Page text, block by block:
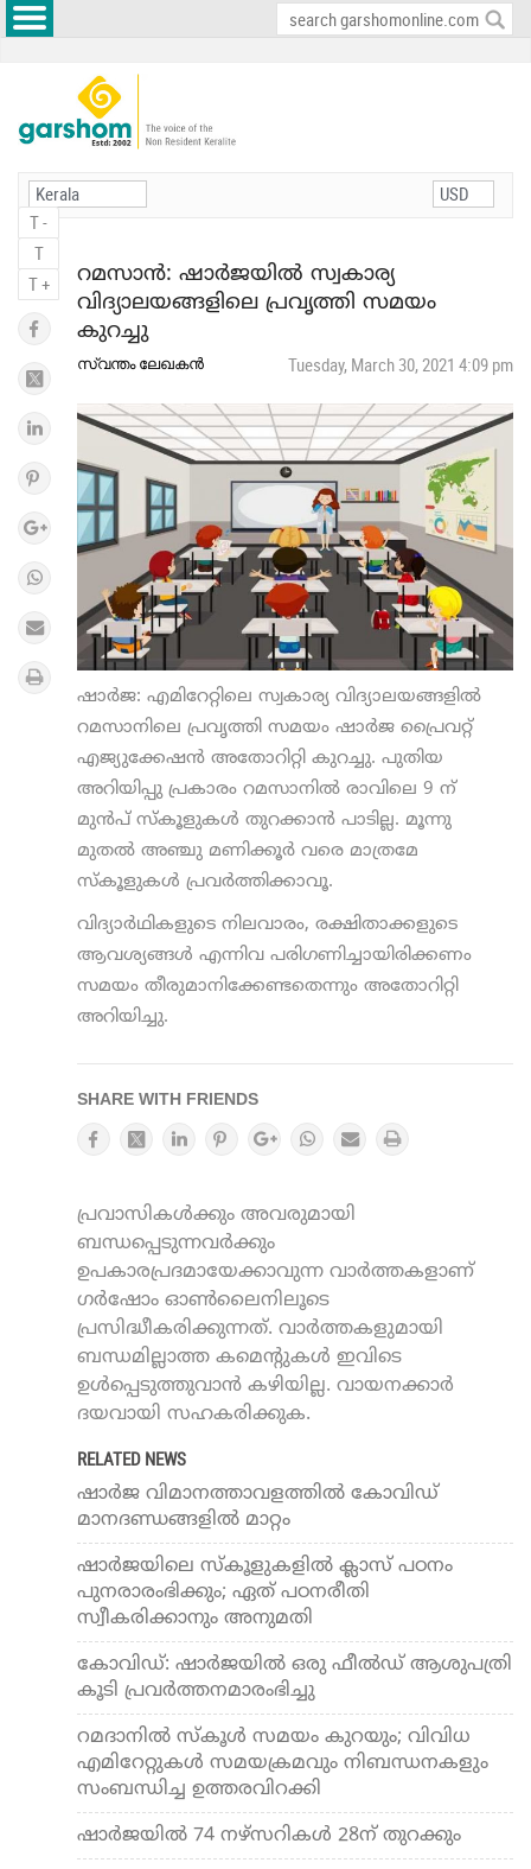
T -
T
T +
റമസാന്‍: ഷാര്‍ജയില്‍ സ്വകാര്യ
വിദ്യാലയങ്ങളിലെ പ്രവൃത്തി സമയം
കുറച്ചു
സ്വന്തം ലേഖകന്‍ Tuesday, March 30, 2021 4:09 pm
ഷാര്‍ജ: എമിറേറ്റിലെ സ്വകാര്യ വിദ്യാലയങ്ങളില്‍
റമസാനിലെ പ്രവൃത്തി സമയം ഷാര്‍ജ പ്രൈവറ്റ്
എജ്യുക്കേഷന്‍ അതോറിറ്റി കുറച്ചു. പുതിയ
അറിയിപ്പു പ്രകാരം റമസാനില്‍ രാവിലെ 9 ന്
മുന്‍പ് സ്‌കൂളുകള്‍ തുറക്കാന്‍ പാടില്ല. മൂന്നു
മുതല്‍ അഞ്ചു മണിക്കൂര്‍ വരെ മാത്രമേ
സ്‌കൂളുകള്‍ പ്രവര്‍ത്തിക്കാവൂ.
വിദ്യാര്‍ഥികളുടെ നിലവാരം, രക്ഷിതാക്കളുടെ
ആവശ്യങ്ങള്‍ എന്നിവ പരിഗണിച്ചായിരിക്കണം
സമയം തീരുമാനിക്കേണ്ടതെന്നും അതോറിറ്റി
അറിയിച്ചു.
SHARE WITH FRIENDS
പ്രവാസികൾക്കും അവരുമായി
ബന്ധപ്പെടുന്നവർക്കും
ഉപകാരപ്രദമായേക്കാവുന്ന വാർത്തകളാണ്
ഗർഷോം ഓൺലൈനിലൂടെ
പ്രസിദ്ധീകരിക്കുന്നത്. വാർത്തകളുമായി
ബന്ധമില്ലാത്ത കമെന്റുകൾ ഇവിടെ
ഉൾപ്പെടുത്തുവാൻ കഴിയില്ല. വായനക്കാർ
ദയവായി സഹകരിക്കുക.
RELATED NEWS
ഷാര്‍ജ വിമാനത്താവളത്തില്‍ കോവിഡ്
മാനദണ്ഡങ്ങളില്‍ മാറ്റം
ഷാര്‍ജയിലെ സ്‌കൂളുകളില്‍ ക്ലാസ് പഠനം
പുനരാരംഭിക്കും; ഏത് പഠനരീതി
സ്വീകരിക്കാനും അനുമതി
കോവിഡ്: ഷാര്‍ജയില്‍ ഒരു ഫീല്‍ഡ് ആശുപത്രി
കൂടി പ്രവര്‍ത്തനമാരംഭിച്ചു
റമദാനില്‍ സ്‌കൂള്‍ സമയം കുറയും; വിവിധ
എമിറേറ്റുകള്‍ സമയക്രമവും നിബന്ധനകളും
സംബന്ധിച്ച ഉത്തരവിറക്കി
ഷാര്‍ജയില്‍ 74 നഴ്‌സറികള്‍ 28ന് തുറക്കും